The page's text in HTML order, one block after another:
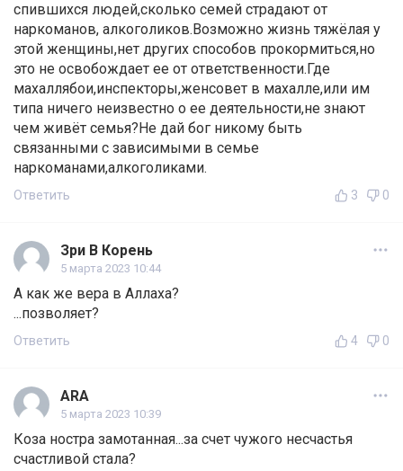
спившихся людей,сколько семей страдают от
наркоманов, алкоголиков.Возможно жизнь тяжёлая у
этой женщины,нет других способов прокормиться,но
это не освобождает ее от ответственности.Где
махаллябои,инспекторы,женсовет в махалле,или им
типа ничего неизвестно о ее деятельности,не знают
чем живёт семья?Не дай бог никому быть
связанными с зависимыми в семье
наркоманами,алкоголиками.
Ответить 3 0
Зри В Корень
5 марта 2023 10:44
А как же вера в Аллаха?
...позволяет?
Ответить 4 0
ARA
5 марта 2023 10:39
Коза ностра замотанная...за счет чужого несчастья
счастливой стала?